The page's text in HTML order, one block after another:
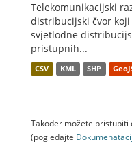
Telekomunikacijski
distribucijski čvor
svjetlodne
pristupnih...
CSV KML SHP
Također možete pristupiti
(pogledajte